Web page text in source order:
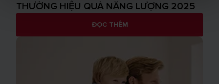
THƯỞNG HIỆU QUẢ NĂNG LƯỢNG 2025
ĐỌC THÊM